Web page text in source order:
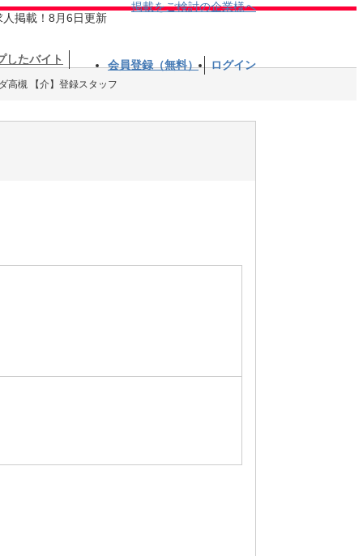
人掲載！8月6日更新
掲載をご検討の企業様へ
したバイト 会員登録（無料） ログイン
高槻 【介】登録スタッフ